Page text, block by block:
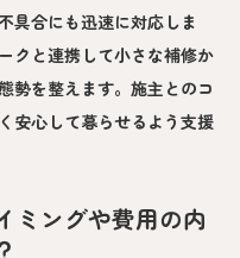
具合にも迅速に対応しま
クと連携して小さな補修か
勢を整えます。施主とのコ
安心して暮らせるよう支援
ミングや費用の内